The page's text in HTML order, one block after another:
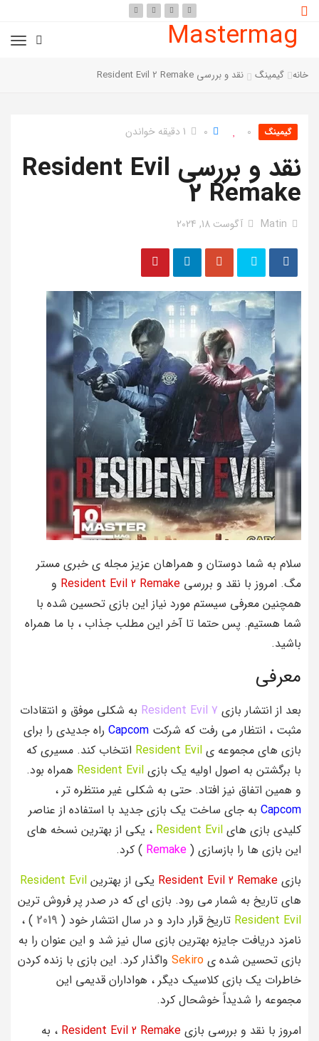
Mastermag
خانه گیمینگ نقد و بررسی Resident Evil 2 Remake
گیمینگ 0
0 1 دقیقه خواندن
نقد و بررسی Resident Evil
2 Remake
Matin آگوست 18, 2024
سلام به شما دوستان و همراهان عزیز مجله ی خبری مستر
مگ. امروز با نقد و بررسی Resident Evil 2 Remake و
همچنین معرفی سیستم مورد نیاز این بازی تحسین شده با
شما هستیم. پس حتما تا آخر این مطلب جذاب ، با ما همراه
باشید.
معرفی
بعد از انتشار بازی Resident Evil 7 به شکلی موفق و انتقادات
مثبت ، انتظار می رفت که شرکت Capcom راه جدیدی را برای
بازی های مجموعه ی Resident Evil انتخاب کند. مسیری که
با برگشتن به اصول اولیه یک بازی Resident Evil همراه بود.
و همین اتفاق نیز افتاد. حتی به شکلی غیر منتظره تر ،
Capcom به جای ساخت یک بازی جدید با استفاده از عناصر
کلیدی بازی های Resident Evil ، یکی از بهترین نسخه های
این بازی ها را بازسازی ( Remake ) کرد.
بازی Resident Evil 2 Remake یکی از بهترین Resident Evil
های تاریخ به شمار می رود. بازی ای که در صدر پر فروش ترین
Resident Evil تاریخ قرار دارد و در سال انتشار خود ( 2019 ) ،
نامزد دریافت جایزه بهترین بازی سال نیز شد و این عنوان را به
بازی تحسین شده ی Sekiro واگذار کرد. این بازی با زنده کردن
خاطرات یک بازی کلاسیک دیگر ، هواداران قدیمی این
مجموعه را شدیداً خوشحال کرد.
امروز با نقد و بررسی بازی Resident Evil 2 Remake ، به